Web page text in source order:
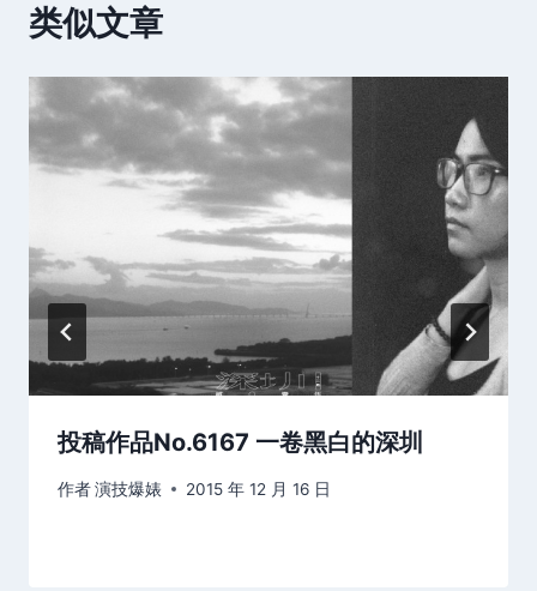
类似文章
投稿作品No.6167 一卷黑白的深圳
作者演技爆婊 2015 年 12 月 16 日